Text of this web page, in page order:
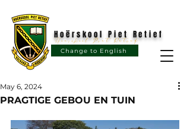
Change to English
Hoërskool Piet Retief
Hoërskool Piet Retief
PRAGTIGE GEBOU EN TUIN
May 6, 2024